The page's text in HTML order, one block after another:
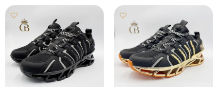
producto
tiene
múltiples
variantes.
Las
opciones
producto
tiene
múltiples
variantes.
Las
opciones